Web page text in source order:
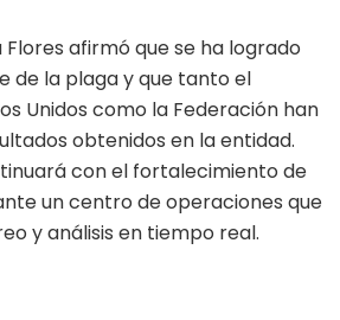
afirmó que se ha logrado
de la plaga y que tanto el
Unidos como la Federación han
obtenidos en la entidad.
con el fortalecimiento de
un centro de operaciones que
y análisis en tiempo real.